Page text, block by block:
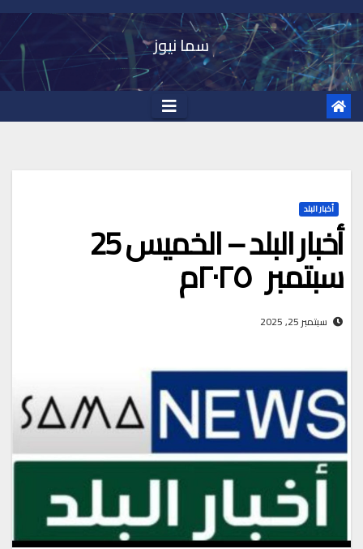
Skip
to
content
سما نيوز
أخبار البلد
أخبار البلد – الخميس 25
سبتمبر ٢٠٢٥م
سبتمبر 25, 2025